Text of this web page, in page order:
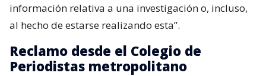
información relativa a una investigación o, incluso,
al hecho de estarse realizando esta”.
Reclamo desde el Colegio de
Periodistas metropolitano